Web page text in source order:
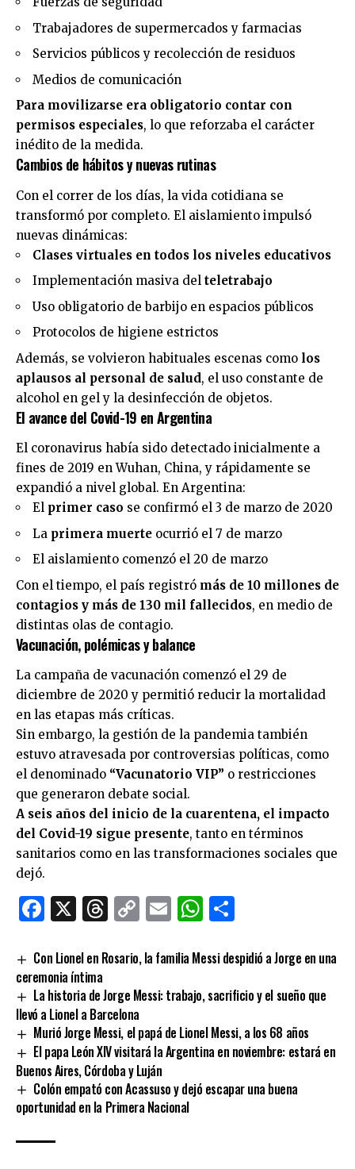
Trabajadores de supermercados y farmacias
Servicios públicos y recolección de residuos
Medios de comunicación
Para movilizarse era obligatorio contar con
permisos especiales, lo que reforzaba el carácter
inédito de la medida.
Cambios de hábitos y nuevas rutinas
Con el correr de los días, la vida cotidiana se
transformó por completo. El aislamiento impulsó
nuevas dinámicas:
Clases virtuales en todos los niveles educativos
Implementación masiva del teletrabajo
Uso obligatorio de barbijo en espacios públicos
Protocolos de higiene estrictos
Además, se volvieron habituales escenas como los
aplausos al personal de salud, el uso constante de
alcohol en gel y la desinfección de objetos.
El avance del Covid-19 en Argentina
El coronavirus había sido detectado inicialmente a
fines de 2019 en Wuhan, China, y rápidamente se
expandió a nivel global. En Argentina:
El primer caso se confirmó el 3 de marzo de 2020
La primera muerte ocurrió el 7 de marzo
El aislamiento comenzó el 20 de marzo
Con el tiempo, el país registró más de 10 millones de
contagios y más de 130 mil fallecidos, en medio de
distintas olas de contagio.
Vacunación, polémicas y balance
La campaña de vacunación comenzó el 29 de
diciembre de 2020 y permitió reducir la mortalidad
en las etapas más críticas.
Sin embargo, la gestión de la pandemia también
estuvo atravesada por controversias políticas, como
el denominado “Vacunatorio VIP” o restricciones
que generaron debate social.
A seis años del inicio de la cuarentena, el impacto
del Covid-19 sigue presente, tanto en términos
sanitarios como en las transformaciones sociales que
dejó.
Facebook
X Threads
CopyEmailWhatsApp
Con Lionel en Rosario, la familia Messi despidió a Jorge en una
ceremonia íntima
La historia de Jorge Messi: trabajo, sacrificio y el sueño que
llevó a Lionel a Barcelona
Murió Jorge Messi, el papá de Lionel Messi, a los 68 años
El papa León XIV visitará la Argentina en noviembre: estará en
Buenos Aires, Córdoba y Luján
Colón empató con Acassuso y dejó escapar una buena
oportunidad en la Primera Nacional